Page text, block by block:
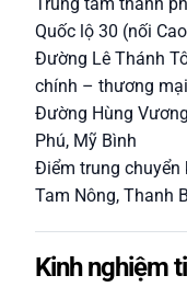
Quốc lộ 30 (nối
Đường Lê Thánh
chính – thương mại
Đường Hùng
Phú, Mỹ Bình
Điểm trung chuyển
Tam Nông, Thanh
Kinh nghiệm